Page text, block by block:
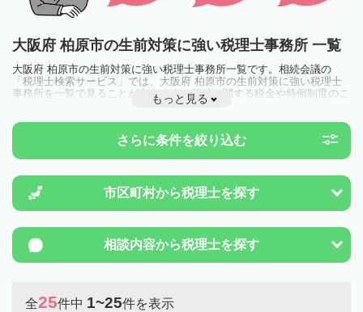
大阪府 柏原市の生前対策に強い税理士事務所 一覧
大阪府 柏原市の生前対策に強い税理士事務所一覧です。相続会議の
「税理士検索サービス」では、大阪府 柏原市の生前対策に強い税理士
事務所を一覧で見ることが出来ます。相続に関する税金や特例制度のこ
とは一度近隣の税理士に相談してみましょう。
もっと見る
さらに条件を絞り込む
市区町村から税理士を探す
相談内容から税理士を探す
全25件中 1~25件を表示